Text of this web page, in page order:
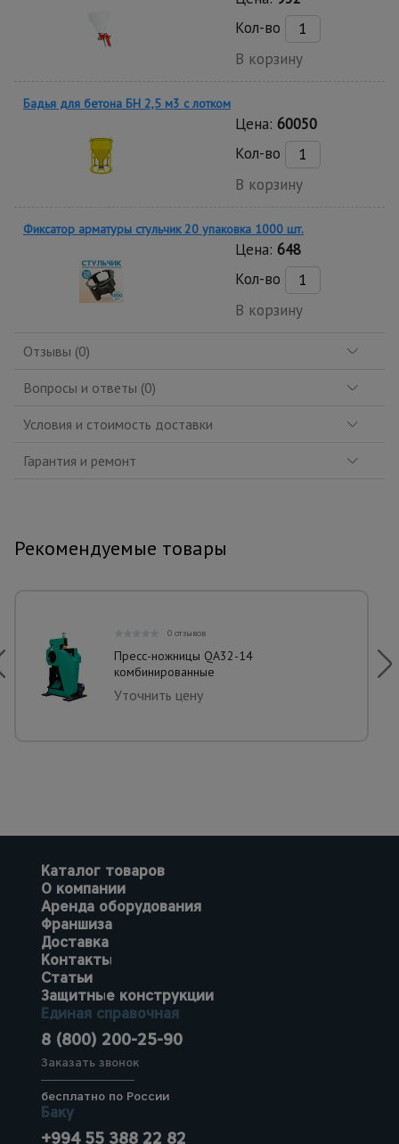
Кол-во
В корзину
Бадья для бетона БН 2,5 м3 с лотком
Цена: 60050
Кол-во
В корзину
Фиксатор арматуры стульчик 20 упаковка 1000 шт.
Цена: 648
Кол-во
В корзину
Отзывы (0)
Вопросы и ответы (0)
Условия и стоимость доставки
Гарантия и ремонт
Рекомендуемые товары
0 отзывов
Пресс-ножницы QA32-14
комбинированные
Уточнить цену
Каталог товаров
О компании
Аренда оборудования
Франшиза
Доставка
Контакты
Статьи
Защитные конструкции
Единая справочная
8 (800) 200-25-90
Заказать звонок
бесплатно по России
Баку
+994 55 388 22 82